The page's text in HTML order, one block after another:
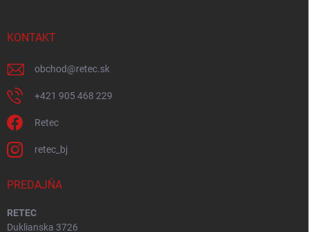
KONTAKT
obchod@retec.sk
+421 905 468 229
Retec
retec_bj
PREDAJŇA
RETEC
Duklianska 3726